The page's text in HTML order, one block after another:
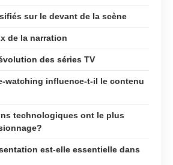
sur le devant de la scène
de la narration
des séries TV
watching influence-t-il le contenu
technologiques ont le plus
est-elle essentielle dans